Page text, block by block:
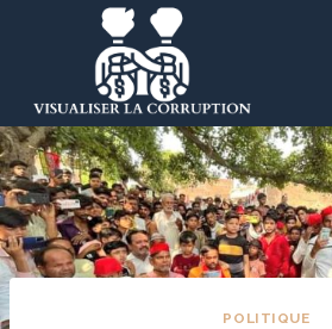
POLITIQUE